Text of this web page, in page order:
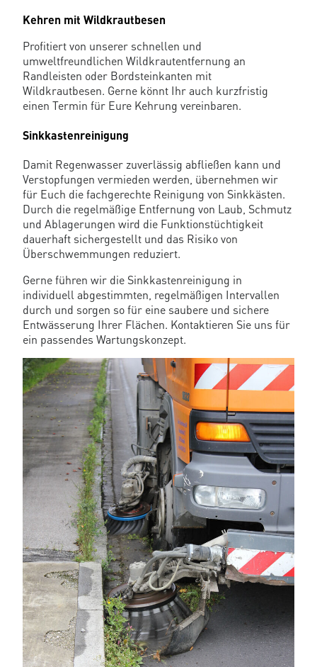
Kehren mit Wildkrautbesen
Profitiert von unserer schnellen und
umweltfreundlichen Wildkrautentfernung an
Randleisten oder Bordsteinkanten mit
Wildkrautbesen. Gerne könnt Ihr auch kurzfristig
einen Termin für Eure Kehrung vereinbaren.
Sinkkastenreinigung
Damit Regenwasser zuverlässig abfließen kann und
Verstopfungen vermieden werden, übernehmen wir
für Euch die fachgerechte Reinigung von Sinkkästen.
Durch die regelmäßige Entfernung von Laub, Schmutz
und Ablagerungen wird die Funktionstüchtigkeit
dauerhaft sichergestellt und das Risiko von
Überschwemmungen reduziert.
Gerne führen wir die Sinkkastenreinigung in
individuell abgestimmten, regelmäßigen Intervallen
durch und sorgen so für eine saubere und sichere
Entwässerung Ihrer Flächen. Kontaktieren Sie uns für
ein passendes Wartungskonzept.